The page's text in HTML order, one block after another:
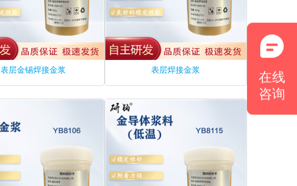
表层金锡焊接金浆 表层焊接金浆
在线
咨询